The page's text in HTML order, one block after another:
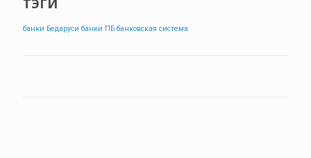
банки Бедаруси банки ПБ банковская система